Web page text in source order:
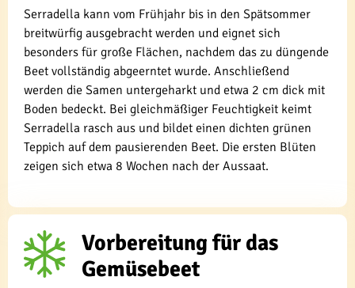
Serradella kann vom Frühjahr bis in den Spätsommer
breitwürfig ausgebracht werden und eignet sich
besonders für große Flächen, nachdem das zu düngende
Beet vollständig abgeerntet wurde. Anschließend
werden die Samen untergeharkt und etwa 2 cm dick mit
Boden bedeckt. Bei gleichmäßiger Feuchtigkeit keimt
Serradella rasch aus und bildet einen dichten grünen
Teppich auf dem pausierenden Beet. Die ersten Blüten
zeigen sich etwa 8 Wochen nach der Aussaat.
Vorbereitung für das
Gemüsebeet